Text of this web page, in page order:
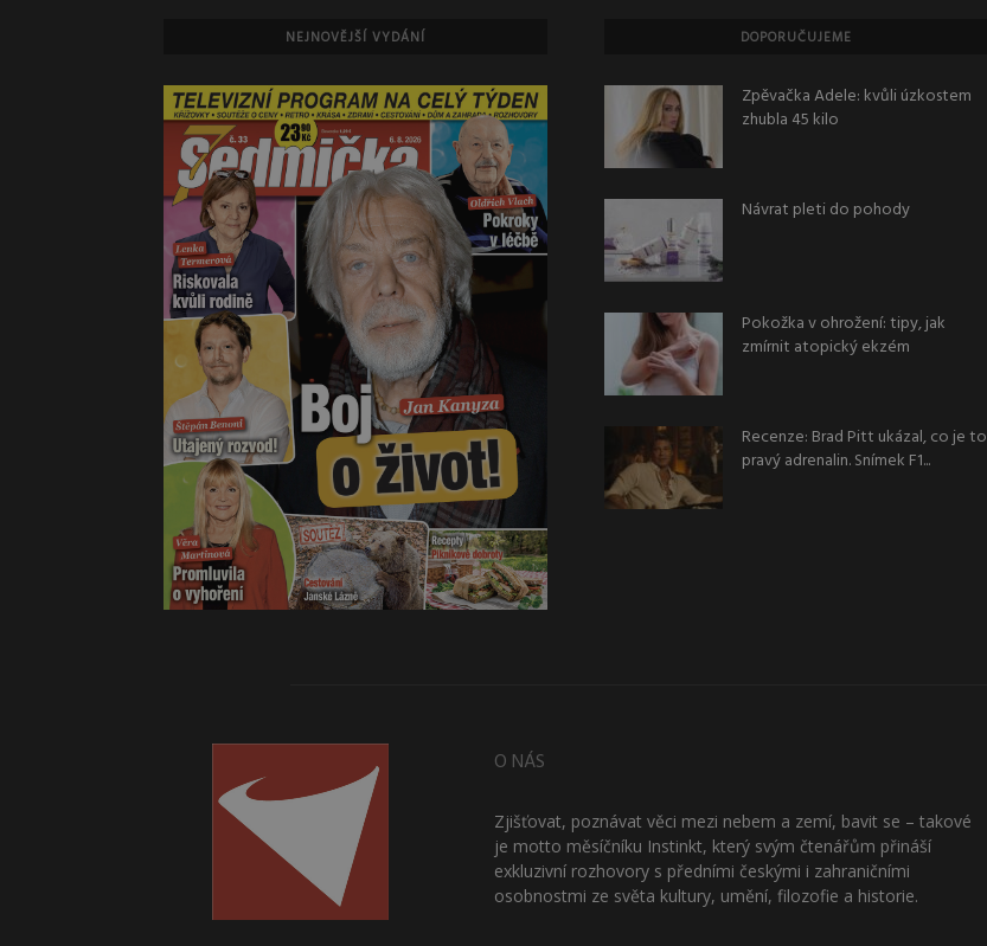
NEJNOVĚJŠÍ VYDÁNÍ DOPORUČUJEME
Zpěvačka Adele: kvůli úzkostem
zhubla 45 kilo
Návrat pleti do pohody
Pokožka v ohrožení: tipy, jak
zmírnit atopický ekzém
Recenze: Brad Pitt ukázal, co je to
pravý adrenalin. Snímek F1...
O NÁS
Zjišťovat, poznávat věci mezi nebem a zemí, bavit se – takové
je motto měsíčníku Instinkt, který svým čtenářům přináší
exkluzivní rozhovory s předními českými i zahraničními
osobnostmi ze světa kultury, umění, filozofie a historie.